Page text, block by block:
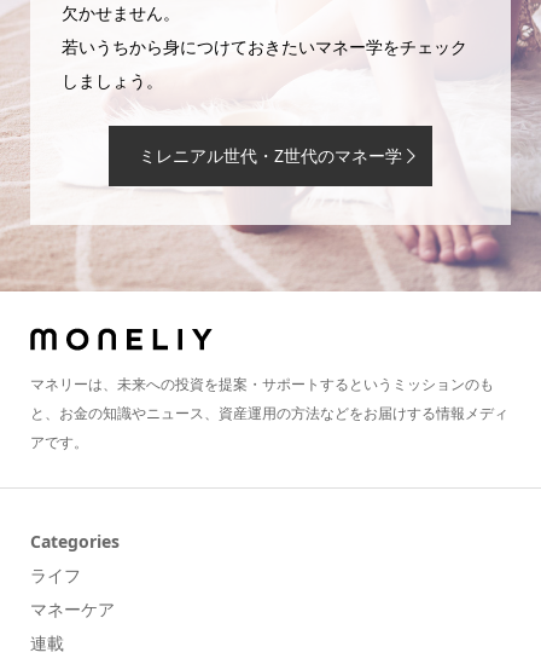
欠かせません。
若いうちから身につけておきたいマネー学をチェック
しましょう。
ミレニアル世代・Z世代のマネー学
マネリーは、未来への投資を提案・サポートするというミッションのも
と、お金の知識やニュース、資産運用の方法などをお届けする情報メディ
アです。
Categories
ライフ
マネーケア
連載